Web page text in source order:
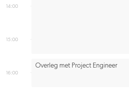
14:00
15:00
16:00
Overleg met Project Engineer